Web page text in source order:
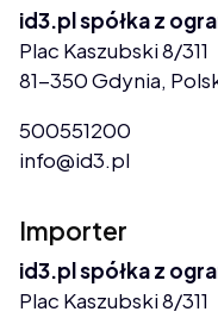
id3.pl spółka z
Plac Kaszubski 8/311
81-350 Gdynia,
500551200
info@id3.pl
Importer
id3.pl spółka z
Plac Kaszubski 8/311